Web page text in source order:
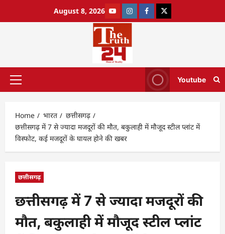
August 8, 2026
Youtube
Home भारत
छत्तीसगढ़
छत्तीसगढ़ में 7 से ज्यादा मजदूरों की मौत, बकुलाही में मौजूद स्टील प्लांट में
विस्फोट, कई मजदूरों के घायल होने की खबर
छत्तीसगढ़
छत्तीसगढ़ में 7 से ज्यादा मजदूरों की
मौत, बकुलाही में मौजूद स्टील प्लांट